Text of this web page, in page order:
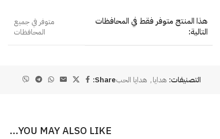
هذا المنتج متوفر فقط في المحافظات
التالية:
متوفر في جميع
المحافظات
التصنيفات: هدايا, هدايا الحبShare:
YOU MAY ALSO LIKE…